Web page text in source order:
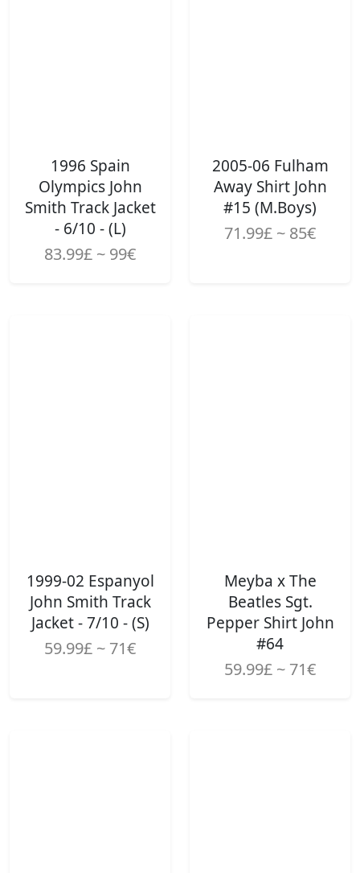
1996 Spain
Olympics John
Smith Track Jacket
- 6/10 - (L)
83.99£ ~ 99€
2005-06 Fulham
Away Shirt John
#15 (M.Boys)
71.99£ ~ 85€
1999-02 Espanyol
John Smith Track
Jacket - 7/10 - (S)
59.99£ ~ 71€
Meyba x The
Beatles Sgt.
Pepper Shirt John
#64
59.99£ ~ 71€